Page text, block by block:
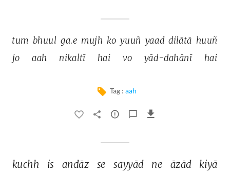
tum bhuul ga.e mujh ko yuuñ yaad dilātā huuñ
jo
aah nikaltī hai vo yād-dahānī hai
Tag : aah
kuchh is andāz se sayyād ne āzād
kiyā